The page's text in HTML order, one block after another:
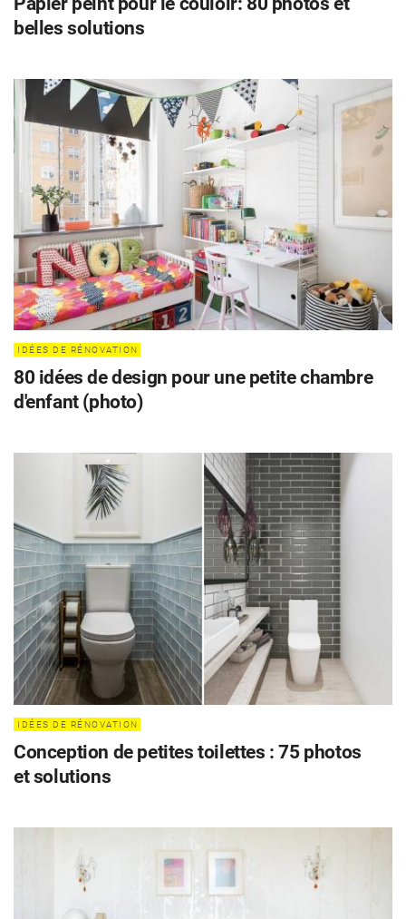
belles solutions
80 idées de design pour une petite chambre
d'enfant (photo)
IDÉES DE RÉNOVATION
Conception de petites toilettes : 75 photos
et solutions
IDÉES DE RÉNOVATION